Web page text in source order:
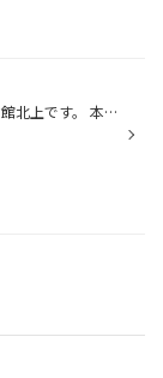
皆さまこんにちは！タイヤ館北上です。 本日シニアデ― 本日は金曜日です！ 本日はシニアデー！！55歳以上の男性の方！オイル交換がお安くなりますよ。 皆様のご来店をスタッフ一同、心よりお待ち申し上げます！ ※もちろん、タイヤ交換や、その他作業等のお客様も見積もりのみのお客様、その他ご相談...